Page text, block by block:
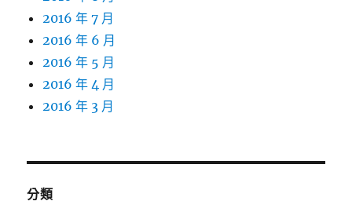
2016 年 7 月
2016 年 6 月
2016 年 5 月
2016 年 4 月
2016 年 3 月
分類